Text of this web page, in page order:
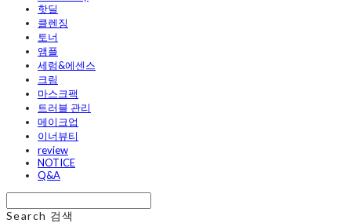
핫딜
클렌징
토너
앰플
세럼&에센스
크림
마스크팩
트러블 관리
메이크업
이너뷰티
review
NOTICE
Q&A
Search 검색